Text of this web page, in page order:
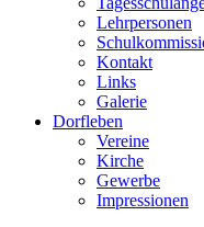
Lehrpersonen
Kontakt
Links
Galerie
Dorfleben
Vereine
Kirche
Gewerbe
Impressionen